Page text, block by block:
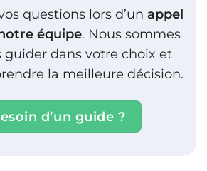
est souvent présentée
complexe et parfois
2 Intelligence Artificielle chez
questions lors d’un appel
équipe. Nous sommes
guider dans votre choix et
la meilleure décision.
d’un guide ?